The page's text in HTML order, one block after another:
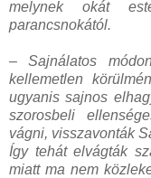
melynek okát
parancsnokától.
– Sajnálatos
kellemetlen
ugyanis sajnos
szorosbeli
vágni, visszavonták
Így tehát elvágták
miatt ma nem